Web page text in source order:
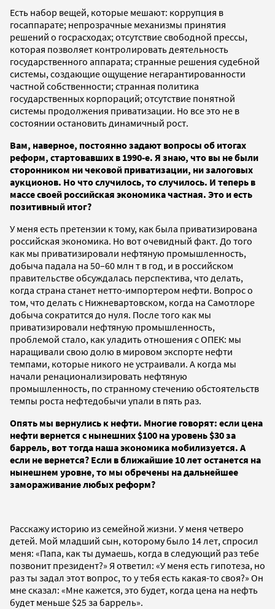
Есть набор вещей, которые мешают: коррупция в
госаппарате; непрозрачные механизмы принятия
решений о госрасходах; отсутствие свободной прессы,
которая позволяет контролировать деятельность
государственного аппарата; странные решения судебной
системы, создающие ощущение негарантированности
частной собственности; странная политика
государственных корпораций; отсутствие понятной
системы продолжения приватизации. Но все это не в
состоянии остановить динамичный рост.
Вам, наверное, постоянно задают вопросы об итогах
реформ, стартовавших в 1990-е. Я знаю, что вы не были
сторонником ни чековой приватизации, ни залоговых
аукционов. Но что случилось, то случилось. И теперь в
массе своей российская экономика частная. Это и есть
позитивный итог?
У меня есть претензии к тому, как была приватизирована
российская экономика. Но вот очевидный факт. До того
как мы приватизировали нефтяную промышленность,
добыча падала на 50–60 млн т в год, и в российском
правительстве обсуждалась перспектива, что делать,
когда страна станет нетто-импортером нефти. Вопрос о
том, что делать с Нижневартовском, когда на Самотлоре
добыча сократится до нуля. После того как мы
приватизировали нефтяную промышленность,
проблемой стало, как уладить отношения с ОПЕК: мы
наращивали свою долю в мировом экспорте нефти
темпами, которые никого не устраивали. А когда мы
начали ренационализировать нефтяную
промышленность, по странному стечению обстоятельств
темпы роста нефтедобычи упали в пять раз.
Опять мы вернулись к нефти. Многие говорят: если цена
нефти вернется с нынешних $100 на уровень $30 за
баррель, вот тогда наша экономика мобилизуется. А
если не вернется? Если в ближайшие 10 лет останется на
нынешнем уровне, то мы обречены на дальнейшее
замораживание любых реформ?
Расскажу историю из семейной жизни. У меня четверо
детей. Мой младший сын, которому было 14 лет, спросил
меня: «Папа, как ты думаешь, когда в следующий раз тебе
позвонит президент?» Я ответил: «У меня есть гипотеза, но
раз ты задал этот вопрос, то у тебя есть какая-то своя?» Он
мне сказал: «Мне кажется, это будет, когда цена на нефть
будет меньше $25 за баррель».